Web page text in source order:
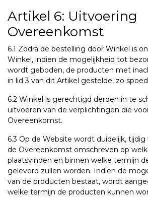
Artikel 6: Uitvoering
Overeenkomst
6.1 Zodra de bestelling door Winkel is
Winkel, indien de mogelijkheid tot
wordt geboden, de producten met
in lid 3 van dit Artikel gestelde, zo
6.2 Winkel is gerechtigd derden in te
uitvoeren van de verplichtingen die
Overeenkomst.
6.3 Op de Website wordt duidelijk,
de Overeenkomst omschreven op
plaatsvinden en binnen welke termijn
geleverd zullen worden. Indien de
van de producten bestaat, wordt
welke termijn de producten kunnen